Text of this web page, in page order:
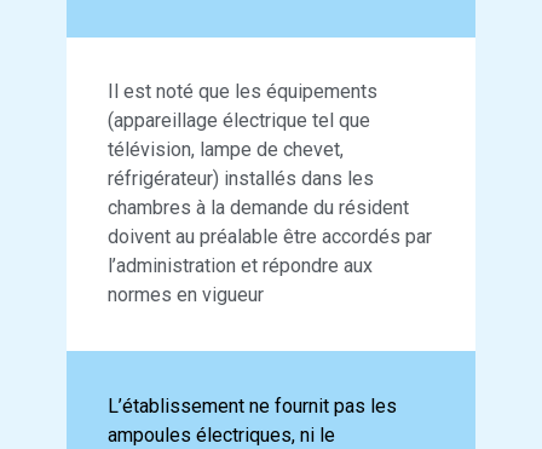
Il est noté que les équipements
(appareillage électrique tel que
télévision, lampe de chevet,
réfrigérateur) installés dans les
chambres à la demande du résident
doivent au préalable être accordés par
l’administration et répondre aux
normes en vigueur
L’établissement ne fournit pas les
ampoules électriques, ni le